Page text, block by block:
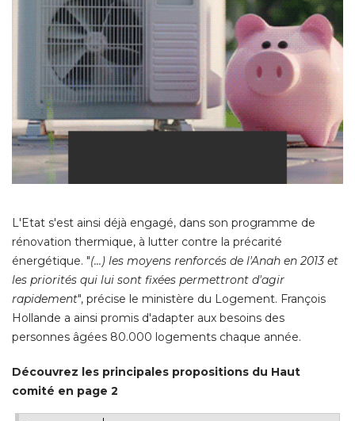
L'Etat s'est ainsi déjà engagé, dans son programme de
rénovation thermique, à lutter contre la précarité
énergétique. "(...) les moyens renforcés de l'Anah en 2013 et
les priorités qui lui sont fixées permettront d'agir
rapidement", précise le ministère du Logement. François
Hollande a ainsi promis d'adapter aux besoins des
personnes âgées 80.000 logements chaque année.
Découvrez les principales propositions du Haut
comité en page 2